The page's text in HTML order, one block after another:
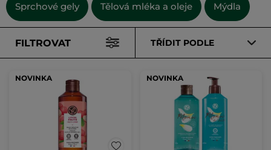
Sprchové gely Tělová mléka a oleje Mýdla
FILTROVAT TŘÍDIT PODLE
NOVINKA NOVINKA